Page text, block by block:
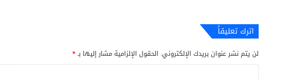
اترك تعليقاً
لن يتم نشر عنوان بريدك الإلكتروني. الحقول الإلزامية مشار إليها بـ*